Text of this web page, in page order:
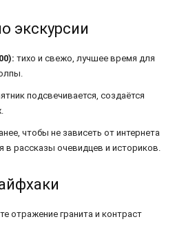
экскурсии
тихо и свежо, лучшее время для
подсвечивается, создаётся
чтобы не зависеть от интернета
в рассказы очевидцев и историков.
отражение гранита и контраст